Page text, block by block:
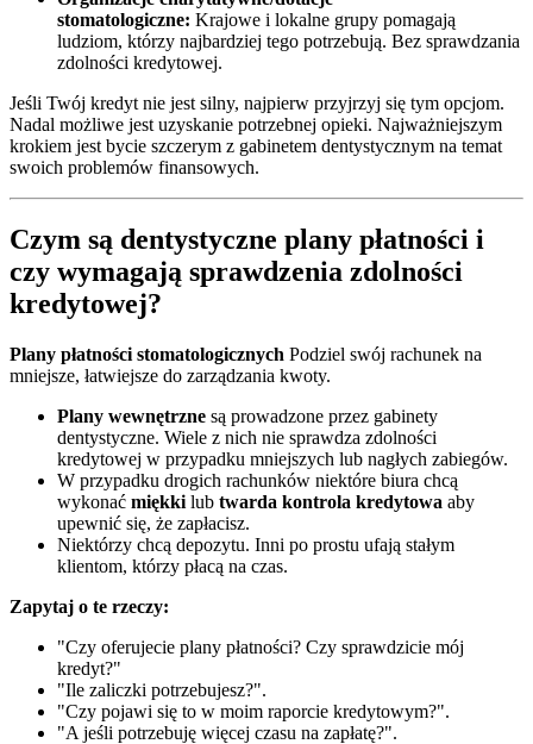
stomatologiczne: Krajowe i lokalne grupy pomagają
ludziom, którzy najbardziej tego potrzebują. Bez sprawdzania
zdolności kredytowej.
Jeśli Twój kredyt nie jest silny, najpierw przyjrzyj się tym opcjom.
Nadal możliwe jest uzyskanie potrzebnej opieki. Najważniejszym
krokiem jest bycie szczerym z gabinetem dentystycznym na temat
swoich problemów finansowych.
Czym są dentystyczne plany płatności i
czy wymagają sprawdzenia zdolności
kredytowej?
Plany płatności stomatologicznych Podziel swój rachunek na
mniejsze, łatwiejsze do zarządzania kwoty.
Plany wewnętrzne są prowadzone przez gabinety
dentystyczne. Wiele z nich nie sprawdza zdolności
kredytowej w przypadku mniejszych lub nagłych zabiegów.
W przypadku drogich rachunków niektóre biura chcą
wykonać miękki lub twarda kontrola kredytowa aby
upewnić się, że zapłacisz.
Niektórzy chcą depozytu. Inni po prostu ufają stałym
klientom, którzy płacą na czas.
Zapytaj o te rzeczy:
"Czy oferujecie plany płatności? Czy sprawdzicie mój
kredyt?"
"Ile zaliczki potrzebujesz?".
"Czy pojawi się to w moim raporcie kredytowym?".
"A jeśli potrzebuję więcej czasu na zapłatę?".